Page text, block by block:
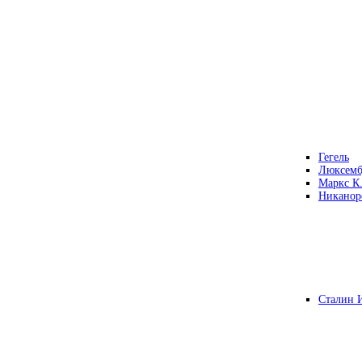
Гегель
Маркс К.
Сталин